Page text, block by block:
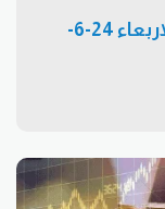
التحليل الفني اليومي للعملات يوم الاربعاء 24-6-